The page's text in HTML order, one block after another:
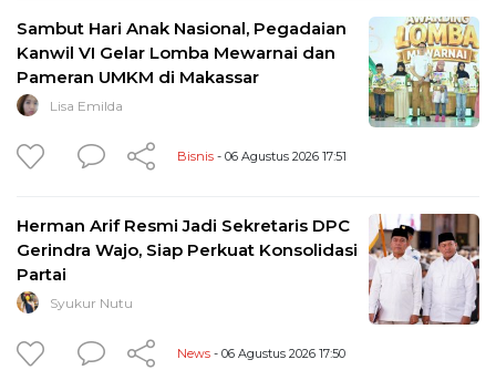
Sambut Hari Anak Nasional, Pegadaian
Kanwil VI Gelar Lomba Mewarnai dan
Pameran UMKM di Makassar
Lisa Emilda
Bisnis - 06 Agustus 2026 17:51
Herman Arif Resmi Jadi Sekretaris DPC
Gerindra Wajo, Siap Perkuat Konsolidasi
Partai
Syukur Nutu
News - 06 Agustus 2026 17:50